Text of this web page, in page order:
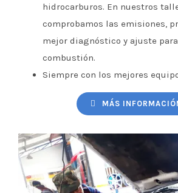
hidrocarburos. En nuestros
comprobamos las emisiones,
mejor diagnóstico y ajuste
combustión.
Siempre con los mejores
MÁS